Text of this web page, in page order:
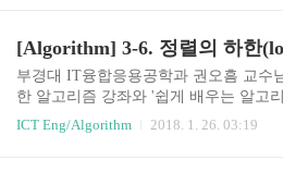
예) n명의 학생들의 시험점수를 정렬하
의 양의 정수이다.k=5인 경우의 예배열
렬할 데이터C[] - counter 배열 int A[n];
[Algorithm] 3-6. 정렬의 하한
부경대 IT융합응용공학과 권오흠 교수
한 알고리즘 강좌와 '쉽게 배우는 알고
병로'등을 통한 알고리즘 학습 강좌 링
d)Comparison SortO(n²)bubble
ICT Eng/Algorithm 2018. 1. 26. 03:19